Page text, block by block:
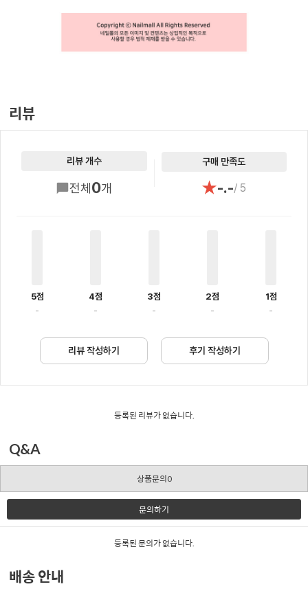
리뷰
리뷰 개수
전체 0개
구매 만족도
★-.-/ 5
5점
-
4점
-
3점
-
2점
-
1점
-
리뷰 작성하기 후기 작성하기
등록된 리뷰가 없습니다.
Q&A
상품문의0
문의하기
등록된 문의가 없습니다.
배송 안내